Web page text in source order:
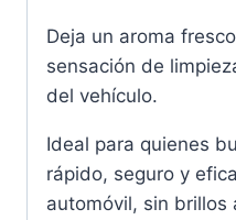
Deja un aroma
sensación de
del vehículo.
Ideal para quienes
rápido, seguro y
automóvil, sin brillos